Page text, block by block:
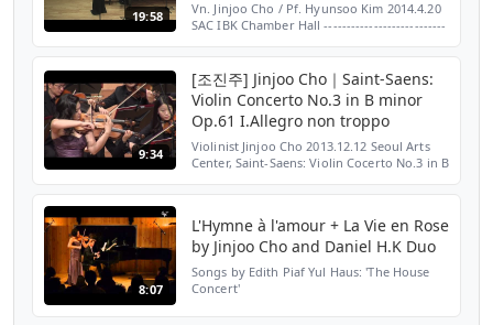
19:58
Vn. Jinjoo Cho / Pf. Hyunsoo Kim 2014.4.20
SAC IBK Chamber Hall ---------------------------
9:34
[조진주] Jinjoo Cho｜Saint-Saens:
Violin Concerto No.3 in B minor
Op.61 I.Allegro non troppo
Violinist Jinjoo Cho 2013.12.12 Seoul Arts
Center, Saint-Saens: Violin Cocerto No.3 in B
8:07
L'Hymne à l'amour + La Vie en Rose
by Jinjoo Cho and Daniel H.K Duo
Songs by Edith Piaf Yul Haus: 'The House
Concert'